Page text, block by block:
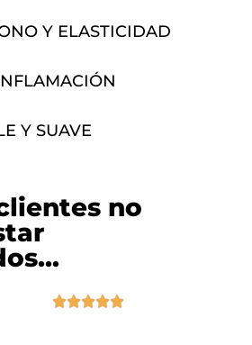
Y ELASTICIDAD
Y SUAVE
no
